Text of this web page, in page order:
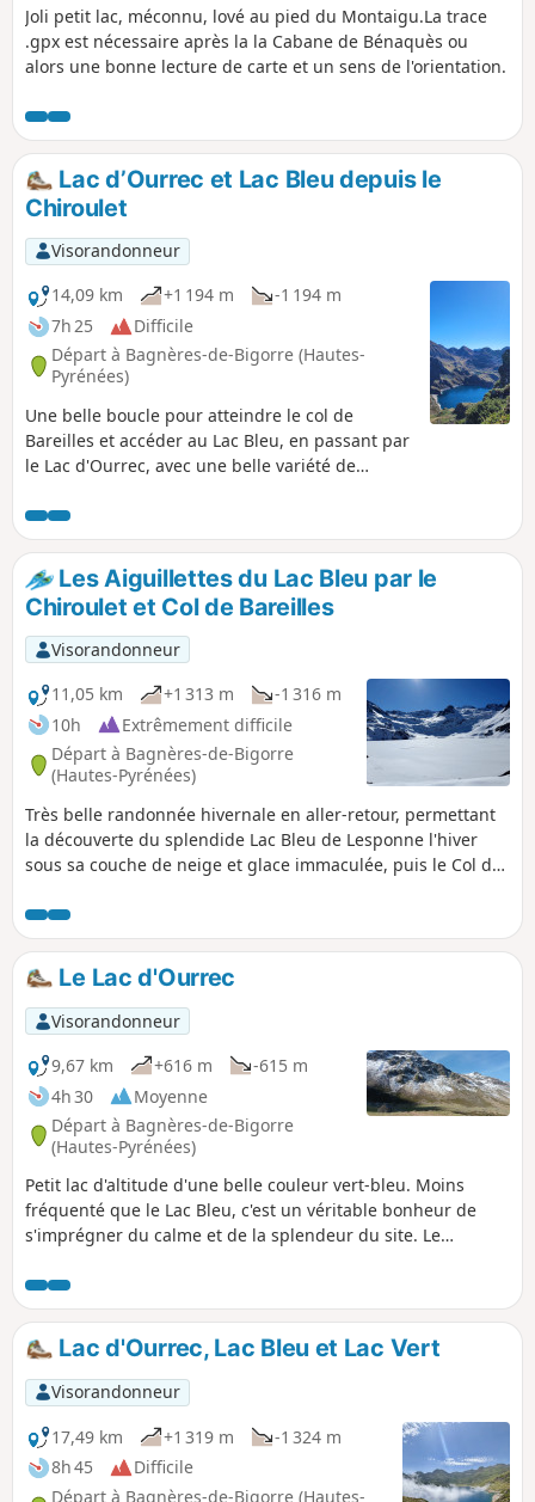
Joli petit lac, méconnu, lové au pied du Montaigu.La trace
.gpx est nécessaire après la la Cabane de Bénaquès ou
alors une bonne lecture de carte et un sens de l'orientation.
Lac d’Ourrec et Lac Bleu depuis le
Chiroulet
Visorandonneur
14,09 km
+1 194 m
-1 194 m
7h 25
Difficile
Départ à Bagnères-de-Bigorre (Hautes-
Pyrénées)
Une belle boucle pour atteindre le col de
Bareilles et accéder au Lac Bleu, en passant par
le Lac d'Ourrec, avec une belle variété de
retour qui vaut le coup d'oeil ! La randonnée est
très bien balisée, en ce sens, elle est facile à
suivre !Les Aiguillettes du Lac Bleu par le
Chiroulet et Col de Bareilles
Visorandonneur
11,05 km
+1 313 m
-1 316 m
10h
Extrêmement difficile
Départ à Bagnères-de-Bigorre
(Hautes-Pyrénées)
Très belle randonnée hivernale en aller-retour, permettant
la découverte du splendide Lac Bleu de Lesponne l'hiver
sous sa couche de neige et glace immaculée, puis le Col de
Pène det Pouri, puis enfin les Aiguillettes septentrionale
(2367m), les plus facilement accessibles en randonnée
alpine hivernale. Si le dénivelé total est conséquent, rien
n'empêche toutefois de s'arrêter à chacun des points
remarquables. Attention : cette randonnée impose une
surveillance des conditions nivologiques avant et pendant
le parcours et donc une excellente connaissance de la
montagne l'hiver.
Le Lac d'Ourrec
Visorandonneur
9,67 km
+616 m
-615 m
4h 30
Moyenne
Départ à Bagnères-de-Bigorre
(Hautes-Pyrénées)
Petit lac d'altitude d'une belle couleur vert-bleu. Moins
fréquenté que le Lac Bleu, c'est un véritable bonheur de
s'imprégner du calme et de la splendeur du site. Le
d'Ouscouaou.
Lac d'Ourrec, Lac Bleu et Lac Vert
Visorandonneur
17,49 km
+1 319 m
-1 324 m
8h 45
Difficile
Départ à Bagnères-de-Bigorre (Hautes-